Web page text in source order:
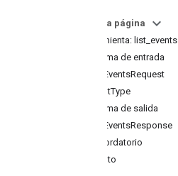
En esta página
Herramienta: list_events
Esquema de entrada
ListEventsRequest
EventType
Esquema de salida
ListEventsResponse
Recordatorio
Evento